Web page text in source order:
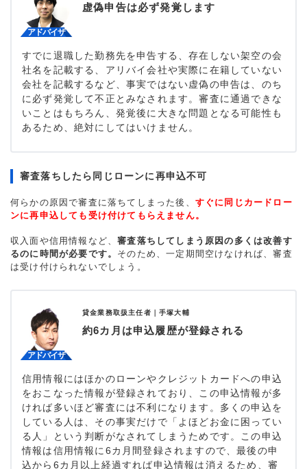
虚偽申告は必ず発覚します
すでに退職した勤務先を申告する、存在しない架空の会
社名を記載する、アリバイ会社や実際に在籍していない
会社を記載するなど、事実ではない虚偽の申告は、のち
に必ず発覚して不正とみなされます。審査に通過できな
いことはもちろん、発覚後に大きな問題となる可能性も
あるため、絶対にしてはいけません。
審査落ちしたら同じローンに再申込不可
何らかの原因で審査に落ちてしまった後、 すぐに同じカードロー
ンに再申込しても受け付けてもらえません。
収入面や信用情報など、審査落ちしてしまう原因の多くは改善す
るのに時間が必要です。 そのため、一定期間空けなければ、審査
は受け付けられないでしょう。
貸金業務取扱主任者｜ 手塚大輔
約6カ月は申込履歴が登録される
信用情報にはほかのローンやクレジットカードへの申込
をおこなった情報が登録されており、この申込情報が多
ければ多いほど審査には不利になります。多くの申込を
している人は、その事実だけで「よほどお金に困ってい
る人」という判断がなされてしまうためです。この申込
情報は信用情報に6カ月間登録されますので、最後の申
込から6カ月以上経過すれば申込情報は消えるため、審